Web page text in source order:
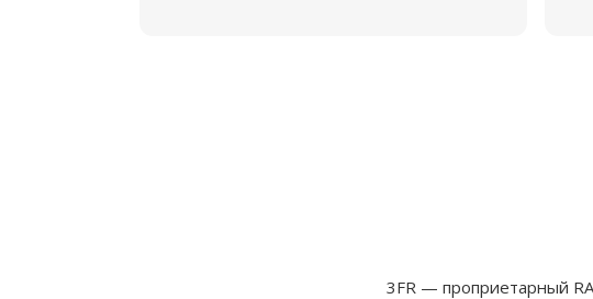
3FR — проприетарный